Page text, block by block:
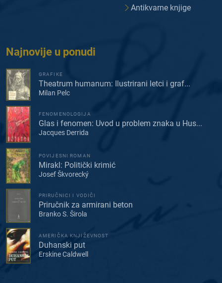
Antikvarne knjige
Najnovije u ponudi
GRAFIKE
Theatrum humanum: Ilustrirani letci i graf...
Milan Pelc
FENOMENOLOGIJA
Glas i fenomen: Uvod u problem znaka u Hus...
Jacques Derrida
POVIJESNI ROMAN
Mirakl: Politički krimić
Josef Škvorecký
PRIRUČNICI I VODIČI
Priručnik za armirani beton
Branko S. Širola
AMERIČKA KNJIŽEVNOST
Duhanski put
Erskine Caldwell